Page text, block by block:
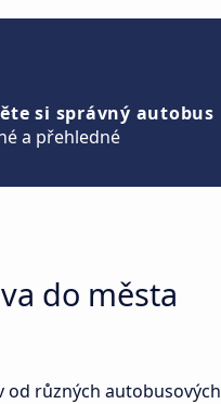
si správný autobus
a přehledné
do města
od různých autobusových